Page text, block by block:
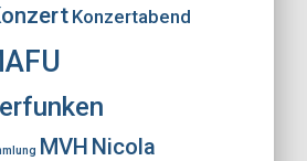
Konzertabend
MVH Nicola